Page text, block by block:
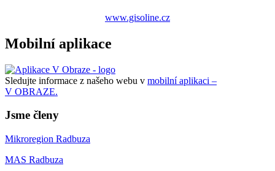
www.gisoline.cz
Mobilní aplikace
Sledujte informace z našeho webu v mobilní aplikaci –
V OBRAZE.
Jsme členy
Mikroregion Radbuza
MAS Radbuza